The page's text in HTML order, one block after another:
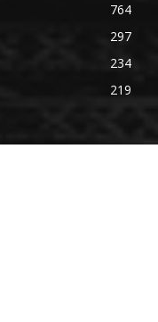
764
297
234
219